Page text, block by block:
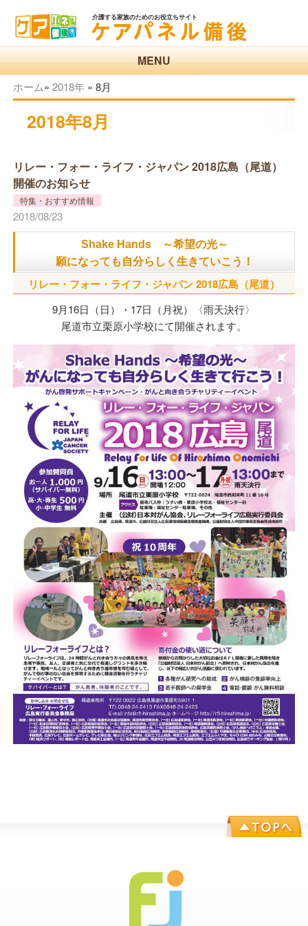
介護する家族のためのお役立ちサイト
MENU
ホーム» 2018年» 8月
2018年8月
リレー・フォー・ライフ・ジャパン 2018広島（尾道）
開催のお知らせ
特集・おすすめ情報
2018/08/23
Shake Hands ～希望の光～
願になっても自分らしく生きていこう！
リレー・フォー・ライフ・ジャパン 2018広島（尾道）
9月16日（日）・17日（月祝）〈雨天決行〉
尾道市立栗原小学校にて開催されます。